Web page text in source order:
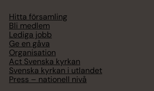
Hitta församling
Bli medlem
Lediga jobb
Ge en gåva
Organisation
Act Svenska kyrkan
Svenska kyrkan i utlandet
Press – nationell nivå